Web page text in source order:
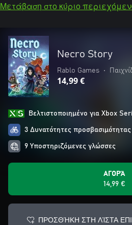
Μετάβαση στο κύριο
Necro Story
Rablo Games •
14,99 €
Βελτιστοποιημένο για Xbox
3 Δυνατότητες προσβασιμότητας
9 Υποστηριζόμενες γλώσσες
ΑΓΟΡΆ
14,99 €
ΠΡΟΣΘΉΚΗ ΣΤΗ ΛΊΣΤΑ